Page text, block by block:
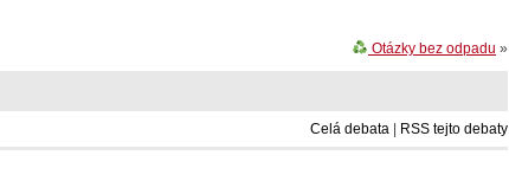
Otázky bez odpadu »
Celá debata | RSS tejto debaty